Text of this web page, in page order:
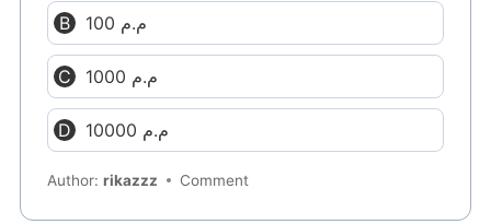
100 م.م
1000 م.م
10000 م.م
Author:rikazzz Comment